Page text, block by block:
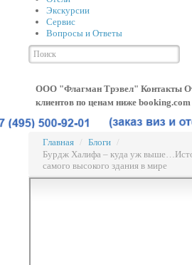
Экскурсии
Сервис
Вопросы и Ответы
ООО "Флагман Трэвел" Контакты
клиентов по ценам ниже booking.com
Главная / Блоги /
Бурдж Халифа – куда уж
самого высокого здания в мире